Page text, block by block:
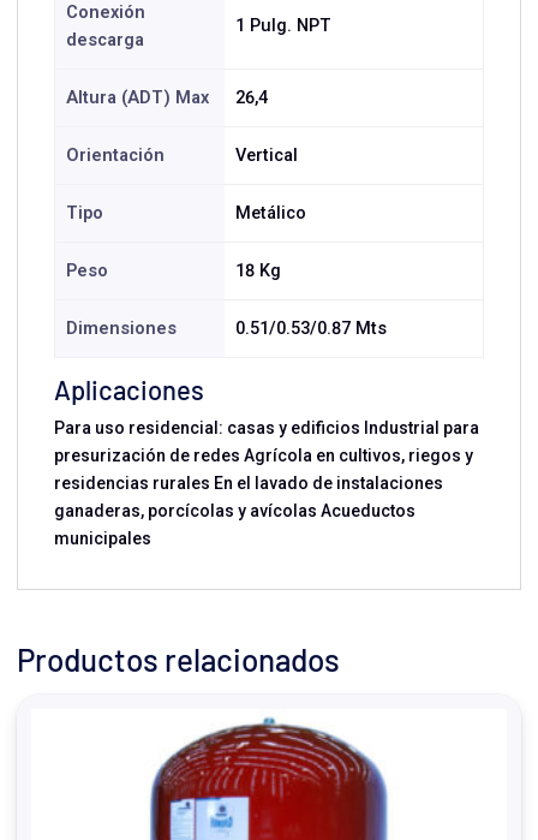
Conexión
descarga
1 Pulg. NPT
Altura (ADT) Max 26,4
Orientación Vertical
Tipo Metálico
Peso 18 Kg
Dimensiones 0.51/0.53/0.87 Mts
Aplicaciones
Para uso residencial: casas y edificios Industrial para
presurización de redes Agrícola en cultivos, riegos y
residencias rurales En el lavado de instalaciones
ganaderas, porcícolas y avícolas Acueductos
municipales
Productos relacionados